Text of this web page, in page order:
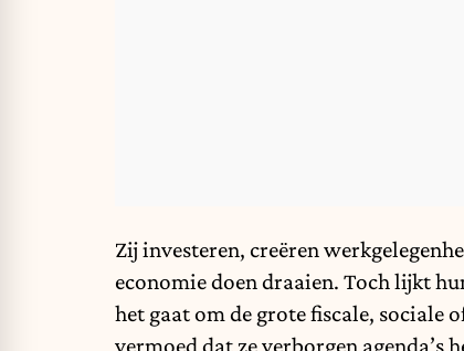
Zij investeren, creëren
economie doen draaien. Toch lijkt
het gaat om de grote fiscale, sociale
vermoed dat ze verborgen agenda’s